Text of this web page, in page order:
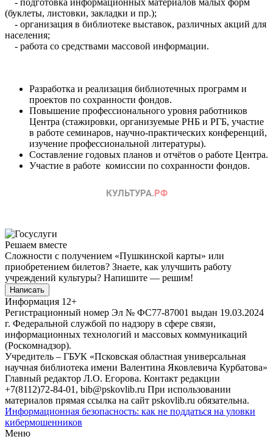
(буклеты, листовки, закладки и пр.);
- организация в библиотеке выставок, различных акций для
населения;
- работа со средствами массовой информации.
Разработка и реализация библиотечных программ и
проектов по сохранности фондов.
Повышение профессионального уровня работников
Центра (стажировки, организуемые РНБ и РГБ, участие
в работе семинаров, научно-практических конференций,
изучение профессиональной литературы).
Составление годовых планов и отчётов о работе Центра.
Участие в работе комиссии по сохранности фондов.
Решаем вместе
Сложности с получением «Пушкинской карты» или
приобретением билетов? Знаете, как улучшить работу
учреждений культуры? Напишите — решим!
Написать
Информация 12+
Регистрационный номер Эл № ФС77-87001 выдан 19.03.2024
г. Федеральной службой по надзору в сфере связи,
информационных технологий и массовых коммуникаций
(Роскомнадзор).
Учредитель – ГБУК «Псковская областная универсальная
научная библиотека имени Валентина Яковлевича Курбатова»
Главный редактор Л.О. Егорова. Контакт редакции
+7(8112)72-84-01, bib@pskovlib.ru При использовании
материалов прямая ссылка на сайт pskovlib.ru обязательна.
Информационная безопасность: как не поддаться на уловки
кибермошенников
Меню